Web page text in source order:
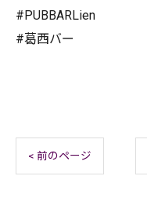
#PUBBARLien
#葛西バー
< 前のページ